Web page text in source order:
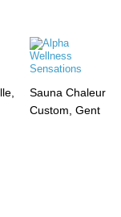
Sauna Chaleur
Custom, Gent